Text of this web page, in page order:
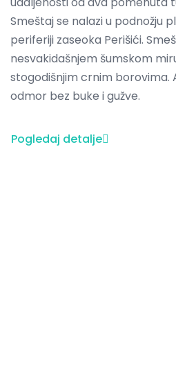
Smeštaj se nalazi u podnožju
periferiji zaseoka Perišići.
nesvakidašnjem šumskom
stogodišnjim crnim borovima.
odmor bez buke i gužve.
Pogledaj detalje